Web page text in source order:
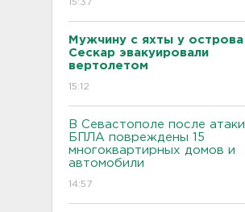
Мужчину с яхты у острова
Сескар эвакуировали
вертолетом
15:12
В Севастополе после атаки
БПЛА повреждены 15
многоквартирных домов и
автомобили
14:57